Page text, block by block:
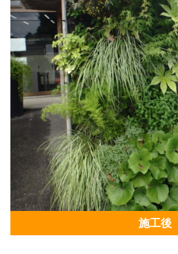
施工後